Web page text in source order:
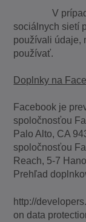
V prípade,
sociálnych sietí
používali údaje,
používať.
Doplnky na
Facebook je
spoločnosťou
Palo Alto, CA
spoločnosťou
Reach, 5-7
Prehľad
http://
on data